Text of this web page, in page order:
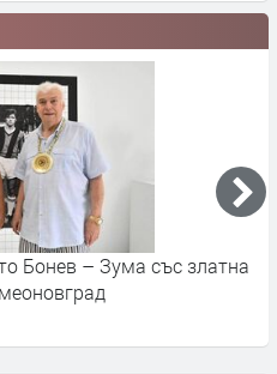
Бонев – Зума със златна